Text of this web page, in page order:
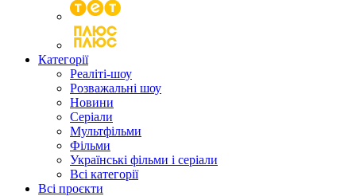
Категорії
Реаліті-шоу
Розважальні шоу
Новини
Серіали
Мультфільми
Фільми
Українські фільми і серіали
Всі категорії
Всі проєкти